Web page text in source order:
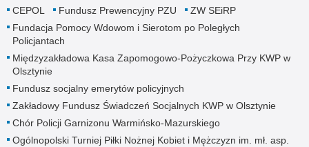
CEPOL
Fundusz Prewencyjny PZU
ZW SEiRP
Fundacja Pomocy Wdowom i Sierotom po Poległych
Policjantach
Międzyzakładowa Kasa Zapomogowo-Pożyczkowa Przy KWP w
Olsztynie
Fundusz socjalny emerytów policyjnych
Zakładowy Fundusz Świadczeń Socjalnych KWP w Olsztynie
Chór Policji Garnizonu Warmińsko-Mazurskiego
Ogólnopolski Turniej Piłki Nożnej Kobiet i Mężczyzn im. mł. asp.